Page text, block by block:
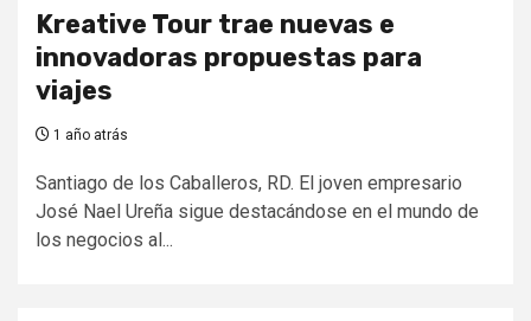
Kreative Tour trae nuevas e
innovadoras propuestas para
viajes
1 año atrás
Santiago de los Caballeros, RD. El joven empresario
José Nael Ureña sigue destacándose en el mundo de
los negocios al...